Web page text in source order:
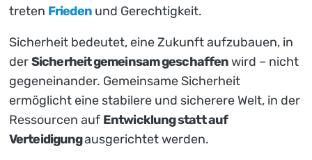
treten Friedenund Gerechtigkeit.
Sicherheit bedeutet, eine Zukunft aufzubauen, in
derSicherheit gemeinsam geschaffenwird – nicht
gegeneinander. Gemeinsame Sicherheit
ermöglicht eine stabilere und sicherere Welt, in der
Ressourcen auf Entwicklung statt auf
Verteidigungausgerichtet werden.